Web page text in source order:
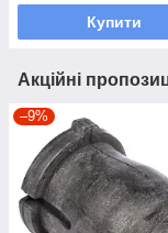
Купити
Акційні
–9%